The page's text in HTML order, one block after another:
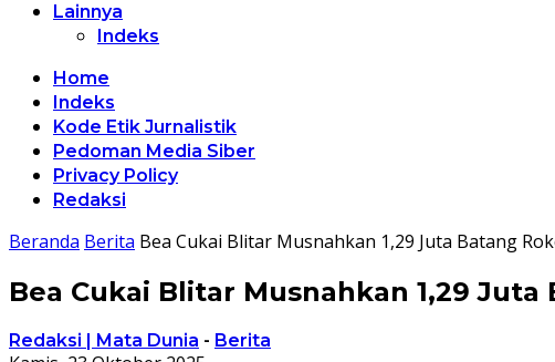
Lainnya
Indeks
Home
Indeks
Kode Etik Jurnalistik
Pedoman Media Siber
Privacy Policy
Redaksi
Beranda Berita Bea Cukai Blitar Musnahkan 1,29 Juta Batang
Bea Cukai Blitar Musnahkan 1,29
Redaksi | Mata Dunia - Berita